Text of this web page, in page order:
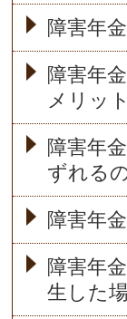
障害年
障害年
メリット
障害年
ずれる
障害年
障害年
生した